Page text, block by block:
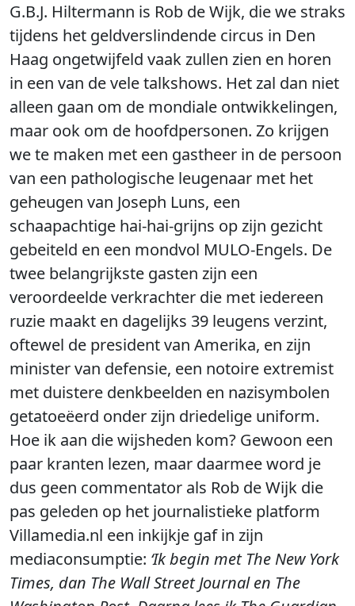
G.B.J. Hiltermann is Rob de Wijk, die we straks
tijdens het geldverslindende circus in Den
Haag ongetwijfeld vaak zullen zien en horen
in een van de vele talkshows. Het zal dan niet
alleen gaan om de mondiale ontwikkelingen,
maar ook om de hoofdpersonen. Zo krijgen
we te maken met een gastheer in de persoon
van een pathologische leugenaar met het
geheugen van Joseph Luns, een
schaapachtige hai-hai-grijns op zijn gezicht
gebeiteld en een mondvol MULO-Engels. De
twee belangrijkste gasten zijn een
veroordeelde verkrachter die met iedereen
ruzie maakt en dagelijks 39 leugens verzint,
oftewel de president van Amerika, en zijn
minister van defensie, een notoire extremist
met duistere denkbeelden en nazisymbolen
getatoeëerd onder zijn driedelige uniform.
Hoe ik aan die wijsheden kom? Gewoon een
paar kranten lezen, maar daarmee word je
dus geen commentator als Rob de Wijk die
pas geleden op het journalistieke platform
Villamedia.nl een inkijkje gaf in zijn
mediaconsumptie: ‘Ik begin met The New York
Times, dan The Wall Street Journal en The